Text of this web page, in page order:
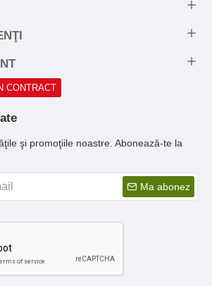
CONTRACT
şi promoţiile noastre. Abonează-te la
Ma abonez